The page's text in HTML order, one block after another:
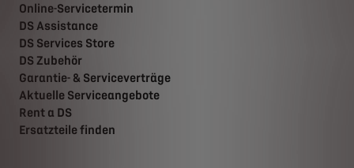
Online-Servicetermin
DS Assistance
DS Services Store
DS Zubehör
Garantie- & Serviceverträge
Aktuelle Serviceangebote
Rent a DS
Ersatzteile finden